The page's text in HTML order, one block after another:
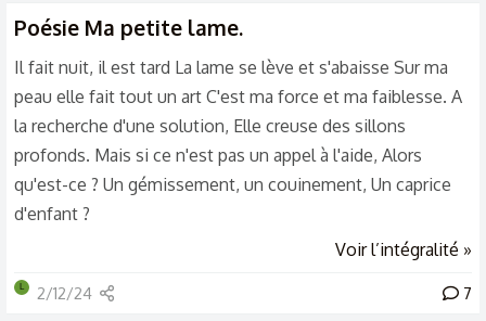
écorces. Mais gare à qui les trouble, à qui...
Poésie Ma petite lame.
Il fait nuit, il est tard La lame se lève et s'abaisse Sur ma
peau elle fait tout un art C'est ma force et ma faiblesse. A
la recherche d'une solution, Elle creuse des sillons
profonds. Mais si ce n'est pas un appel à l'aide, Alors
qu'est-ce ? Un gémissement, un couinement, Un caprice
d'enfant ?
Voir l’intégralité »
2/12/24 7